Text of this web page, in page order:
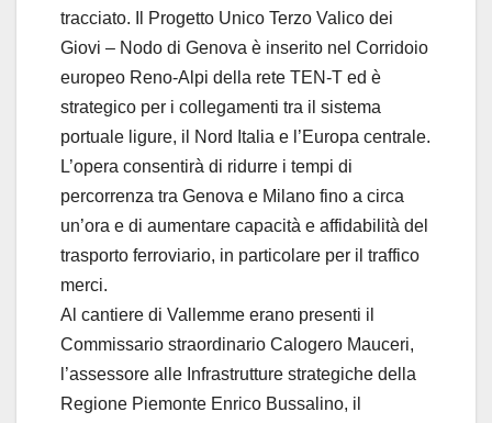
tracciato. Il Progetto Unico Terzo Valico dei
Giovi – Nodo di Genova è inserito nel Corridoio
europeo Reno-Alpi della rete TEN-T ed è
strategico per i collegamenti tra il sistema
portuale ligure, il Nord Italia e l’Europa centrale.
L’opera consentirà di ridurre i tempi di
percorrenza tra Genova e Milano fino a circa
un’ora e di aumentare capacità e affidabilità del
trasporto ferroviario, in particolare per il traffico
merci.
Al cantiere di Vallemme erano presenti il
Commissario straordinario Calogero Mauceri,
l’assessore alle Infrastrutture strategiche della
Regione Piemonte Enrico Bussalino, il